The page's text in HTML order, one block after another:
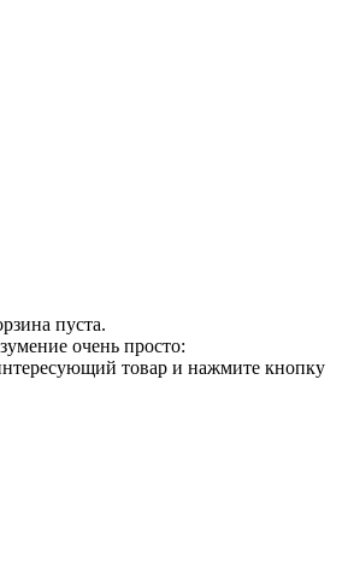
пуста.
очень просто:
товар и нажмите кнопку